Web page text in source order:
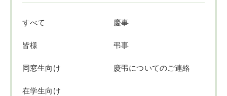
すべて
皆様
同窓生向け
在学生向け
慶事
弔事
慶弔についてのご連絡